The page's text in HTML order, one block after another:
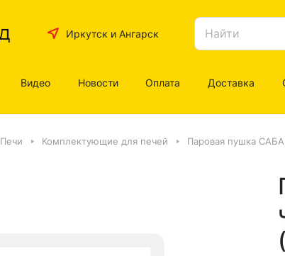
Иркутск и Ангарск
Видео Новости Оплата Доставка
Печи Комплектующие для печей Паровая пушка